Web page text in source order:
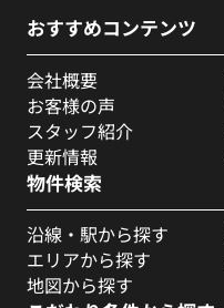
おすすめコンテンツ
会社概要
お客様の声
スタッフ紹介
更新情報
物件検索
沿線・駅から探す
エリアから探す
地図から探す